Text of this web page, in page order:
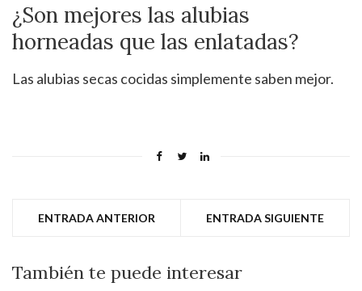
¿Son mejores las alubias
horneadas que las enlatadas?
Las alubias secas cocidas simplemente saben mejor.
ENTRADA ANTERIOR ENTRADA SIGUIENTE
También te puede interesar